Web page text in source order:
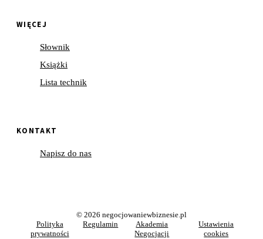
WIĘCEJ
Słownik
Książki
Lista technik
KONTAKT
Napisz do nas
© 2026 negocjowaniewbiznesie.pl
Polityka
prywatności
Regulamin
Akademia
Negocjacji
Ustawienia
cookies